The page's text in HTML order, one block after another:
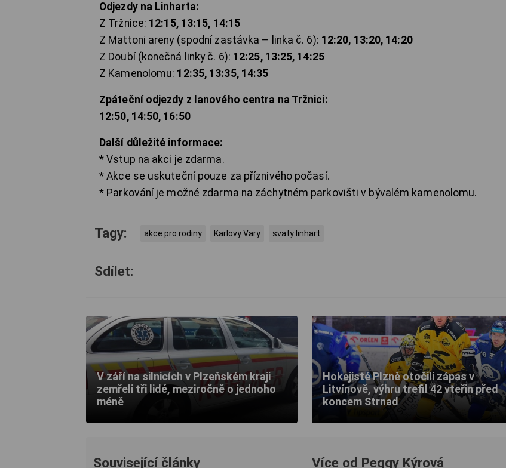
Odjezdy na Linharta:
Z Tržnice: 12:15, 13:15, 14:15
Z Mattoni areny (spodní zastávka – linka č. 6): 12:20, 13:20, 14:20
Z Doubí (konečná linky č. 6): 12:25, 13:25, 14:25
Z Kamenolomu: 12:35, 13:35, 14:35
Zpáteční odjezdy z lanového centra na Tržnici:
12:50, 14:50, 16:50
Další důležité informace:
* Vstup na akci je zdarma.
* Akce se uskuteční pouze za příznivého počasí.
* Parkování je možné zdarma na záchytném parkovišti v bývalém kamenolomu.
Tagy: akce pro rodiny Karlovy Vary svaty linhart
Sdílet:
V září na silnicích v Plzeňském kraji
zemřeli tři lidé, meziročně o jednoho
méně
Hokejisté Plzně otočili zápas v
Litvínově, výhru trefil 42 vteřin před
koncem Strnad
Související články Více od Peggy Kýrová